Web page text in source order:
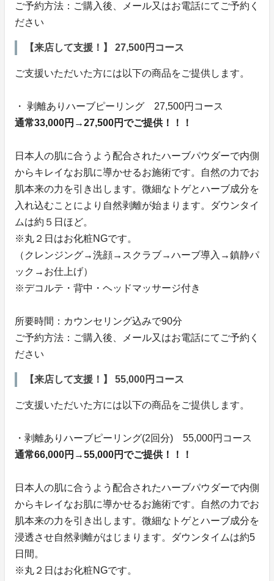
ご予約方法：ご購入後、メール又はお電話にてご予約く
ださい
【来店して支援！】 27,500円コース
ご支援いただいた方には以下の商品をご提供します。
・ 剥離ありハーブピーリング 27,500円コース
通常33,000円→27,500円でご提供！！！
日本人の肌に合うよう配合されたハーブパウダーで内側
からキレイなお肌に導かせるお施術です。自然の力でお
肌本来の力を引き出します。微細なトゲとハーブ成分を
入れ込むことにより自然剥離が始まります。ダウンタイ
ムは約５日ほど。
※丸２日はお化粧NGです。
（クレンジング→洗顔→スクラブ→ハーブ導入→鎮静パ
ック→お仕上げ）
※デコルテ・背中・ヘッドマッサージ付き
所要時間：カウンセリング込みで90分
ご予約方法：ご購入後、メール又はお電話にてご予約く
ださい
【来店して支援！】 55,000円コース
ご支援いただいた方には以下の商品をご提供します。
・剥離ありハーブピーリング(2回分) 55,000円コース
通常66,000円→55,000円でご提供！！！
日本人の肌に合うよう配合されたハーブパウダーで内側
からキレイなお肌に導かせるお施術です。自然の力でお
肌本来の力を引き出します。微細なトゲとハーブ成分を
浸透させ自然剥離がはじまります。ダウンタイムは約5
日間。
※丸２日はお化粧NGです。